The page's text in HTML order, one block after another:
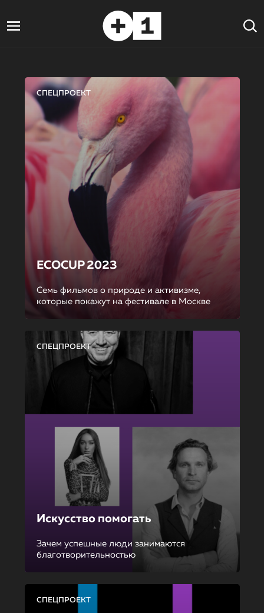
СПЕЦПРОЕКТ
ECOCUP 2023
Семь фильмов о природе и активизме,
которые покажут на фестивале в Москве
СПЕЦПРОЕКТ
Искусство помогать
Зачем успешные люди занимаются
благотворительностью
СПЕЦПРОЕКТ